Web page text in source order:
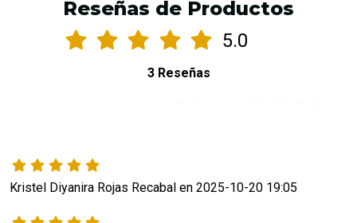
Reseñas de Productos
5.0
3 Reseñas
Kristel Diyanira Rojas Recabal en 2025-10-20 19:05